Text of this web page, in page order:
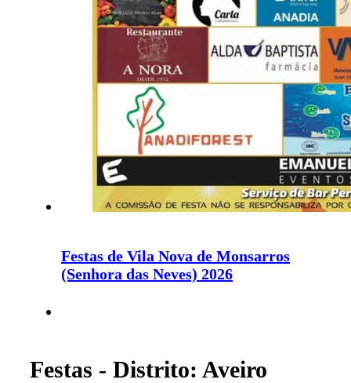
Festas de Vila Nova de Monsarros
(Senhora das Neves) 2026
Festas - Distrito: Aveiro